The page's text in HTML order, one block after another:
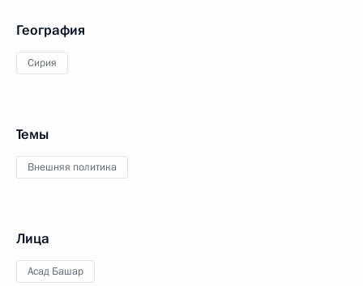
География
Сирия
Темы
Внешняя политика
Лица
Асад Башар